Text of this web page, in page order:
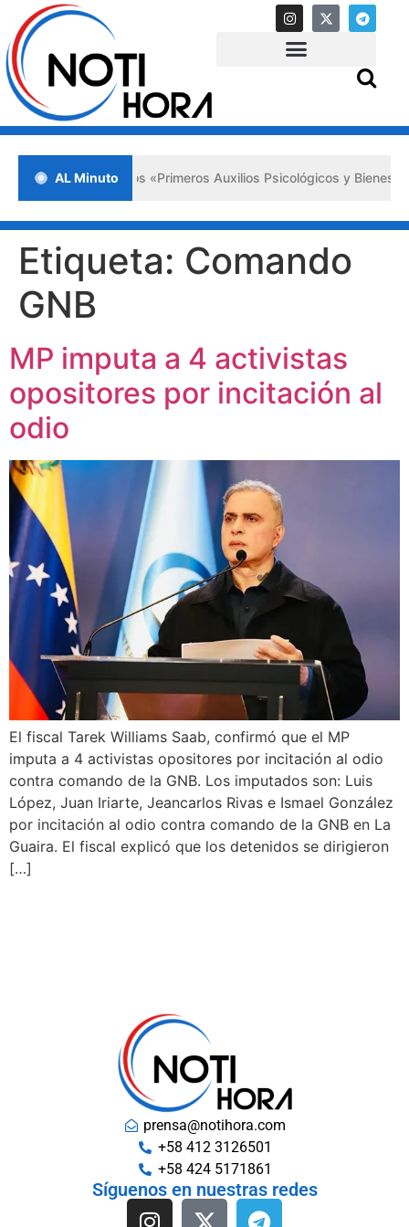
AL Minuto
en Lara impulsa los «Primeros Auxilios Psicológicos y Bienestar
Etiqueta: Comando
GNB
MP imputa a 4 activistas
opositores por incitación al
odio
El fiscal Tarek Williams Saab, confirmó que el MP
imputa a 4 activistas opositores por incitación al odio
contra comando de la GNB. Los imputados son: Luis
López, Juan Iriarte, Jeancarlos Rivas e Ismael González
por incitación al odio contra comando de la GNB en La
Guaira. El fiscal explicó que los detenidos se dirigieron
[…]
prensa@notihora.com
+58 412 3126501
+58 424 5171861
Síguenos en nuestras redes